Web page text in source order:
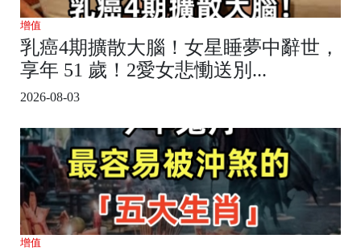
增值
乳癌4期擴散大腦！女星睡夢中辭世，
享年 51 歲！2愛女悲慟送別...
2026-08-03
增值